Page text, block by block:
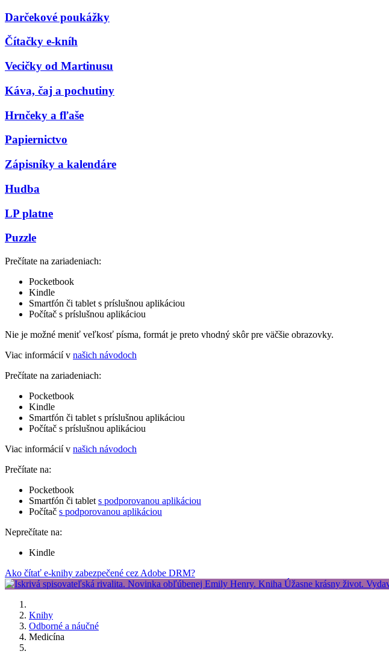
Darčekové poukážky
Čítačky e-kníh
Vecičky od Martinusu
Káva, čaj a pochutiny
Hrnčeky a fľaše
Papiernictvo
Zápisníky a kalendáre
Hudba
LP platne
Puzzle
Prečítate na zariadeniach:
Pocketbook
Kindle
Smartfón či tablet s príslušnou aplikáciou
Počítač s príslušnou aplikáciou
Nie je možné meniť veľkosť písma, formát je preto vhodný skôr pre väčšie obrazovky.
Viac informácií v našich návodoch
Prečítate na zariadeniach:
Pocketbook
Kindle
Smartfón či tablet s príslušnou aplikáciou
Počítač s príslušnou aplikáciou
Viac informácií v našich návodoch
Prečítate na:
Pocketbook
Smartfón či tablet s podporovanou aplikáciou
Počítač s podporovanou aplikáciou
Neprečítate na:
Kindle
Ako čítať e-knihy zabezpečené cez Adobe DRM?
Knihy
Odborné a náučné
Medicína